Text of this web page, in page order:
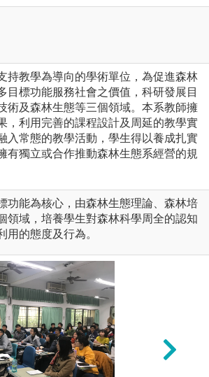
持教學為導向的學術單位，為促進森林
目標功能服務社會之價值，科研發展目
術及森林生態等三個領域。本系教師擁
，利用完善的課程設計及周延的教學實
入常態的教學活動，學生得以養成扎實
有獨立或合作推動森林生態系經營的規
功能為核心，由森林生態理論、森林培
領域，培養學生對森林科學周全的認知
用的態度及行為。